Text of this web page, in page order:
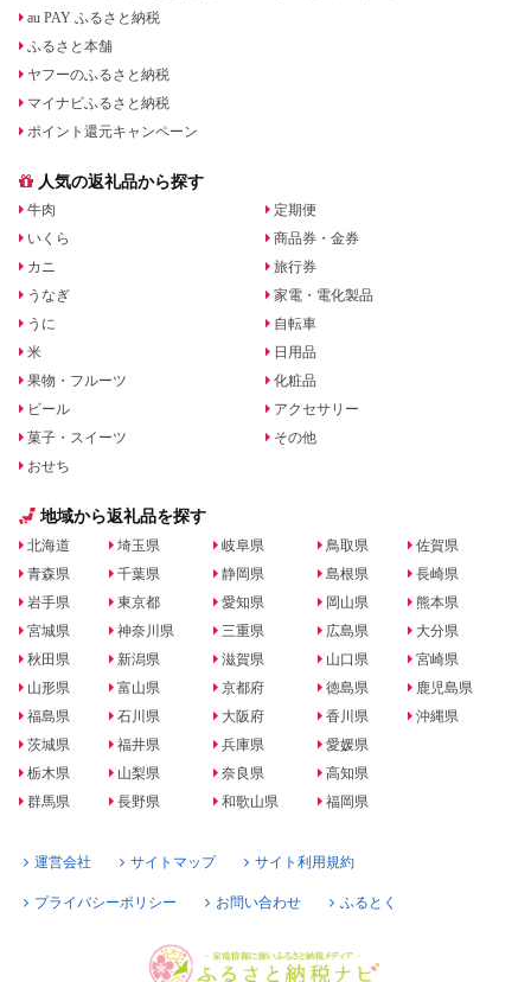
au PAY ふるさと納税
ふるさと本舗
ヤフーのふるさと納税
マイナビふるさと納税
ポイント還元キャンペーン
人気の返礼品から探す
牛肉
いくら
カニ
うなぎ
うに
米
果物・フルーツ
ビール
菓子・スイーツ
おせち
定期便
商品券・金券
旅行券
家電・電化製品
自転車
日用品
化粧品
アクセサリー
その他
地域から返礼品を探す
北海道
青森県
岩手県
宮城県
秋田県
山形県
福島県
茨城県
栃木県
群馬県
埼玉県
千葉県
東京都
神奈川県
新潟県
富山県
石川県
福井県
山梨県
長野県
岐阜県
静岡県
愛知県
三重県
滋賀県
京都府
大阪府
兵庫県
奈良県
和歌山県
鳥取県
島根県
岡山県
広島県
山口県
徳島県
香川県
愛媛県
高知県
福岡県
佐賀県
長崎県
熊本県
大分県
宮崎県
鹿児島県
沖縄県
運営会社 サイトマップ サイト利用規約
プライバシーポリシー お問い合わせ ふるとく